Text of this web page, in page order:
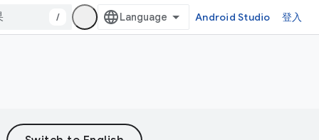
/ Android Studio 登入